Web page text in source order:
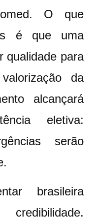
O que
é que uma
qualidade para
da
alcançará
eletiva:
serão
brasileira